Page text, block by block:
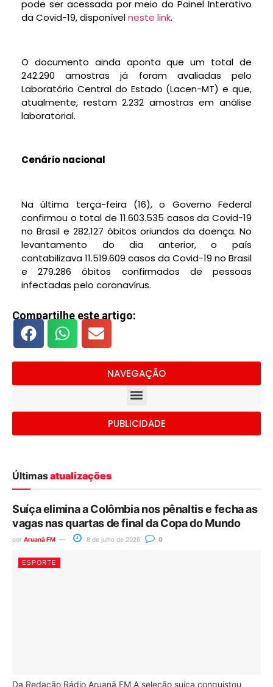
pode ser acessada por meio do Painel Interativo
da Covid-19, disponívelneste link.
O documento ainda aponta que um total de
242.290 amostras já foram avaliadas pelo
Laboratório Central do Estado (Lacen-MT) e que,
atualmente, restam 2.232 amostras em análise
laboratorial.
Cenário nacional
Na última terça-feira (16), o Governo Federal
confirmou o total de 11.603.535 casos da Covid-19
no Brasil e 282.127 óbitos oriundos da doença. No
levantamento do dia anterior, o país
contabilizava 11.519.609 casos da Covid-19 no Brasil
e 279.286 óbitos confirmados de pessoas
infectadas pelo coronavírus.
Compartilhe este artigo:
NAVEGAÇÃO
PUBLICIDADE
Últimasatualizações
Suíça elimina a Colômbia nos pênaltis e fecha as
vagas nas quartas de final da Copa do Mundo
por Aruanã FM 8 de julho de 2026 0
ESPORTE
Da Redação Rádio Aruanã FM A seleção suíça conquistou